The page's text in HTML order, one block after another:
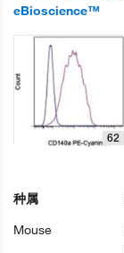
eBioscience™
62
种属
Mouse